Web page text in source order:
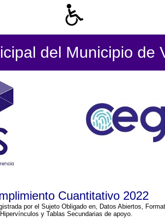
del Municipio de
Cuantitativo 2022
por el Sujeto Obligado en, Datos Abiertos,
Hipervínculos y Tablas Secundarias de apoyo.